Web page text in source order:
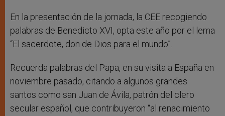
En la presentación de la jornada, la CEE recogiendo
palabras de Benedicto XVI, opta este año por el lema
“El sacerdote, don de Dios para el mundo”.
Recuerda palabras del Papa, en su visita a España en
noviembre pasado, citando a algunos grandes
santos como san Juan de Ávila, patrón del clero
secular español, que contribuyeron “al renacimiento